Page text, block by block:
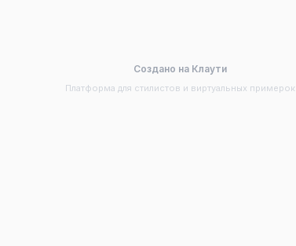
Создано на Клаути
Платформа для стилистов и виртуальных примерок